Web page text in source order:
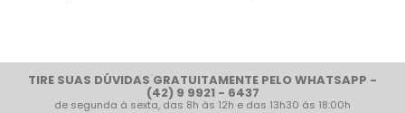
TIRE SUAS DÚVIDAS GRATUITAMENTE PELO WHATSAPP -
(42) 9 9921 - 6437
de segunda à sexta, das 8h às 12h e das 13h30 às 18:00h